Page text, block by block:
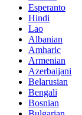
Esperanto
Hindi
Lao
Albanian
Amharic
Armenian
Azerbaijani
Belarusian
Bengali
Bosnian